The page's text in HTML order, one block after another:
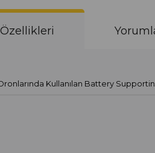
Dronlarında Kullanılan Battery